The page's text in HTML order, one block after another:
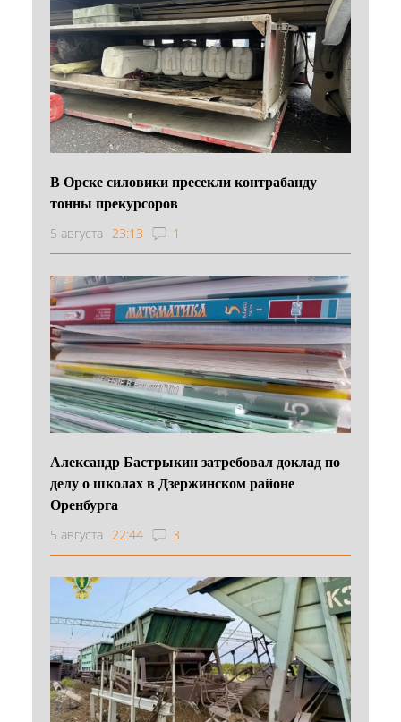
В Орске силовики пресекли контрабанду
тонны прекурсоров
5 августа 23:13 1
Александр Бастрыкин затребовал доклад по
делу о школах в Дзержинском районе
Оренбурга
5 августа 22:44 3